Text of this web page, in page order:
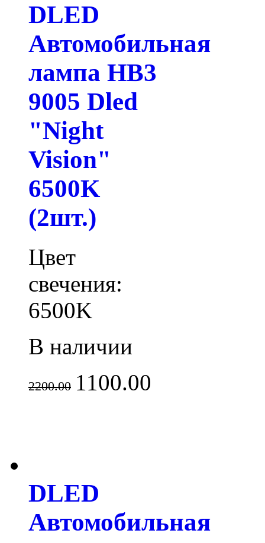
DLED
Автомобильная
лампа HB3
9005 Dled
"Night
Vision"
6500K
(2шт.)
Цвет
свечения:
6500K
В наличии
2200.00 1100.00
DLED
Автомобильная